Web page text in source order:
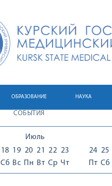
ОБРАЗОВАНИЕ НАУКА
СОБЫТИЯ
Июль
18
Сб
19
Вс
20
Пн
21
Вт
22
Ср
23
Чт
24
Пт
25
Сб